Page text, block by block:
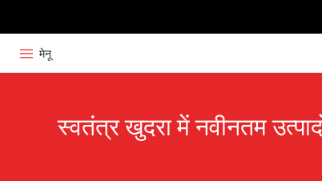
मेनू
स्वतंत्र खुदरा में नवीनतम